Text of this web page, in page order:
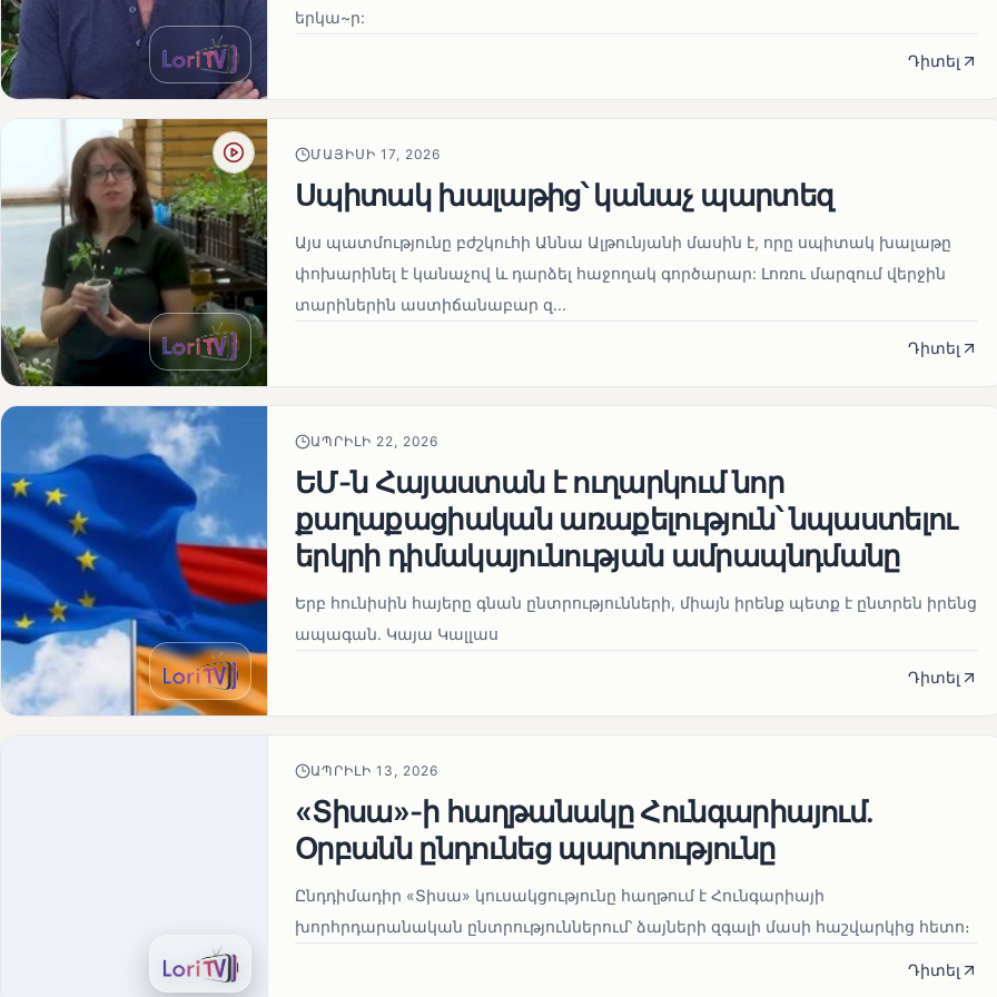
երկա~ր:
Դիտել
ՄԱՅԻՍԻ 17, 2026
Սպիտակ խալաթից՝ կանաչ պարտեզ
Այս պատմությունը բժշկուհի Աննա Ալթունյանի մասին է, որը սպիտակ խալաթը
փոխարինել է կանաչով և դարձել հաջողակ գործարար: Լոռու մարզում վերջին
տարիներին աստիճանաբար զ...
Դիտել
ԱՊՐԻԼԻ 22, 2026
ԵՄ-ն Հայաստան է ուղարկում նոր
քաղաքացիական առաքելություն՝ նպաստելու
երկրի դիմակայունության ամրապնդմանը
Երբ հունիսին հայերը գնան ընտրությունների, միայն իրենք պետք է ընտրեն իրենց
ապագան. Կայա Կալլաս
Դիտել
ԱՊՐԻԼԻ 13, 2026
«Տիսա»-ի հաղթանակը Հունգարիայում․
Օրբանն ընդունեց պարտությունը
Ընդդիմադիր «Տիսա» կուսակցությունը հաղթում է Հունգարիայի
խորհրդարանական ընտրություններում՝ ձայների զգալի մասի հաշվարկից հետո։
Դիտել